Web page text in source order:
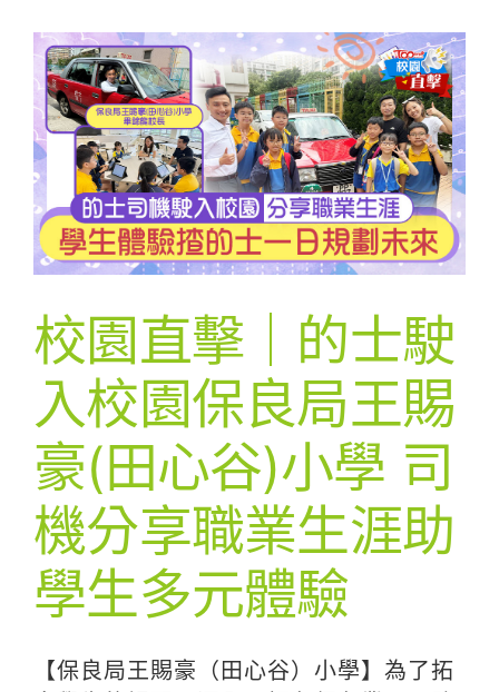
校園直擊｜的士駛
入校園保良局王賜
豪(田心谷)小學 司
機分享職業生涯助
學生多元體驗
【保良局王賜豪（田心谷）小學】為了拓